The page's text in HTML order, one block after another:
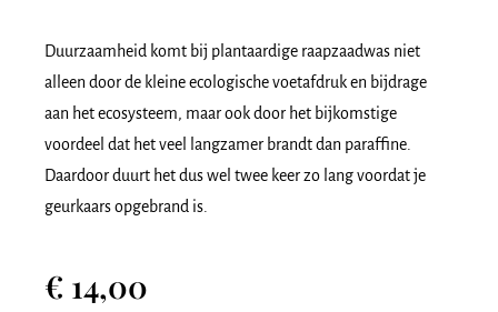
Duurzaamheid komt bij plantaardige raapzaadwas niet
alleen door de kleine ecologische voetafdruk en bijdrage
aan het ecosysteem, maar ook door het bijkomstige
voordeel dat het veel langzamer brandt dan paraffine.
Daardoor duurt het dus wel twee keer zo lang voordat je
geurkaars opgebrand is.
€ 14,00